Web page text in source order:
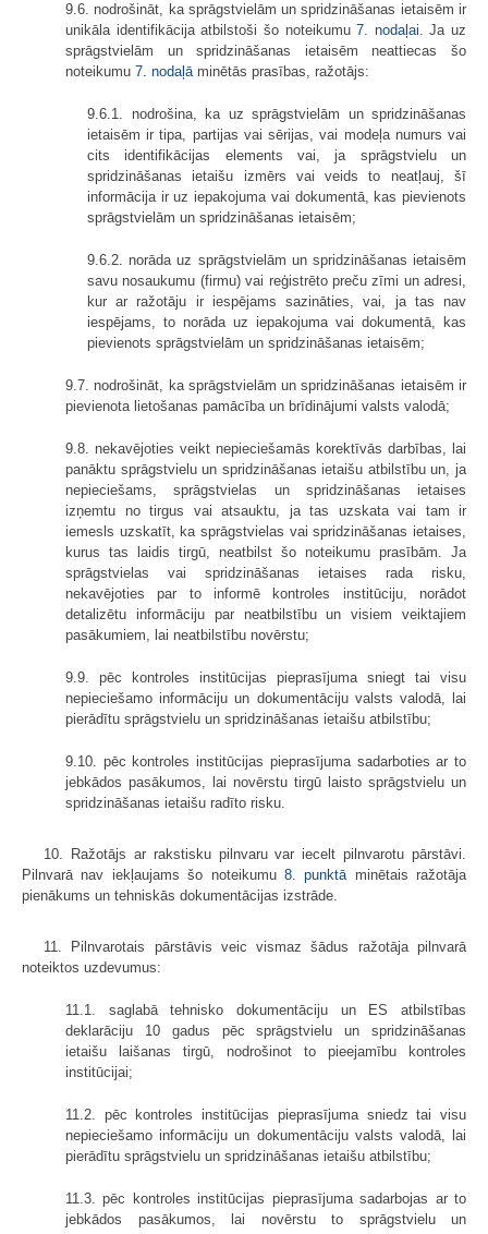
9.6. nodrošināt, ka sprāgstvielām un spridzināšanas ietaisēm ir
unikāla identifikācija atbilstoši šo noteikumu7. nodaļai. Ja uz
sprāgstvielām un spridzināšanas ietaisēm neattiecas šo
noteikumu 7. nodaļāminētās prasības, ražotājs:
9.6.1. nodrošina, ka uz sprāgstvielām un spridzināšanas
ietaisēm ir tipa, partijas vai sērijas, vai modeļa numurs vai
cits identifikācijas elements vai, ja sprāgstvielu un
spridzināšanas ietaišu izmērs vai veids to neatļauj, šī
informācija ir uz iepakojuma vai dokumentā, kas pievienots
sprāgstvielām un spridzināšanas ietaisēm;
9.6.2. norāda uz sprāgstvielām un spridzināšanas ietaisēm
savu nosaukumu (firmu) vai reģistrēto preču zīmi un adresi,
kur ar ražotāju ir iespējams sazināties, vai, ja tas nav
iespējams, to norāda uz iepakojuma vai dokumentā, kas
pievienots sprāgstvielām un spridzināšanas ietaisēm;
9.7. nodrošināt, ka sprāgstvielām un spridzināšanas ietaisēm ir
pievienota lietošanas pamācība un brīdinājumi valsts valodā;
9.8. nekavējoties veikt nepieciešamās korektīvās darbības, lai
panāktu sprāgstvielu un spridzināšanas ietaišu atbilstību un, ja
nepieciešams, sprāgstvielas un spridzināšanas ietaises
izņemtu no tirgus vai atsauktu, ja tas uzskata vai tam ir
iemesls uzskatīt, ka sprāgstvielas vai spridzināšanas ietaises,
kurus tas laidis tirgū, neatbilst šo noteikumu prasībām. Ja
sprāgstvielas vai spridzināšanas ietaises rada risku,
nekavējoties par to informē kontroles institūciju, norādot
detalizētu informāciju par neatbilstību un visiem veiktajiem
pasākumiem, lai neatbilstību novērstu;
9.9. pēc kontroles institūcijas pieprasījuma sniegt tai visu
nepieciešamo informāciju un dokumentāciju valsts valodā, lai
pierādītu sprāgstvielu un spridzināšanas ietaišu atbilstību;
9.10. pēc kontroles institūcijas pieprasījuma sadarboties ar to
jebkādos pasākumos, lai novērstu tirgū laisto sprāgstvielu un
spridzināšanas ietaišu radīto risku.
10. Ražotājs ar rakstisku pilnvaru var iecelt pilnvarotu pārstāvi.
Pilnvarā nav iekļaujams šo noteikumu 8. punktāminētais ražotāja
pienākums un tehniskās dokumentācijas izstrāde.
11. Pilnvarotais pārstāvis veic vismaz šādus ražotāja pilnvarā
noteiktos uzdevumus:
11.1. saglabā tehnisko dokumentāciju un ES atbilstības
deklarāciju 10 gadus pēc sprāgstvielu un spridzināšanas
ietaišu laišanas tirgū, nodrošinot to pieejamību kontroles
institūcijai;
11.2. pēc kontroles institūcijas pieprasījuma sniedz tai visu
nepieciešamo informāciju un dokumentāciju valsts valodā, lai
pierādītu sprāgstvielu un spridzināšanas ietaišu atbilstību;
11.3. pēc kontroles institūcijas pieprasījuma sadarbojas ar to
jebkādos pasākumos, lai novērstu to sprāgstvielu un